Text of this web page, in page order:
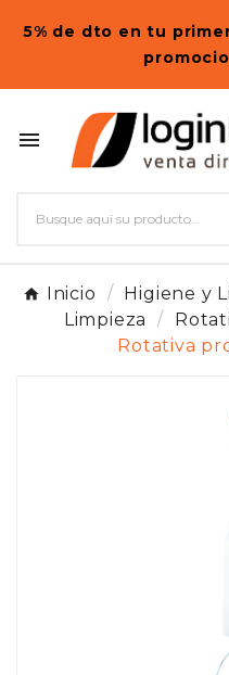
5% de dto en tu

Inicio Higiene y
Limpieza
Rotativa